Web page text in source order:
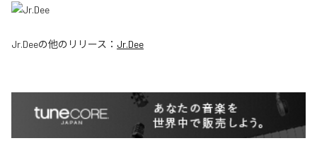
Jr.Deeの他のリリース： Jr.Dee